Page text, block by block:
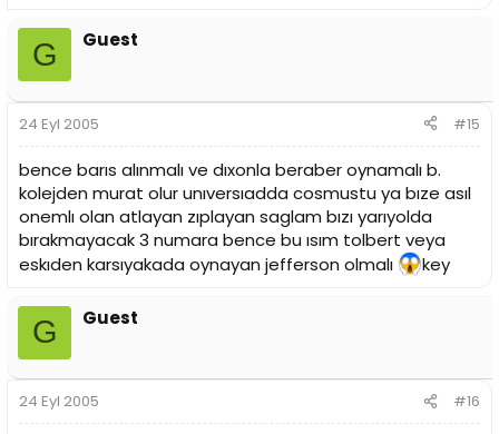
G Guest
24 Eyl 2005 #15
bence barıs alınmalı ve dıxonla beraber oynamalı b.
kolejden murat olur unıversıadda cosmustu ya bıze asıl
onemlı olan atlayan zıplayan saglam bızı yarıyolda
bırakmayacak 3 numara bence bu ısım tolbert veya
eskıden karsıyakada oynayan jefferson olmalı
key
G Guest
24 Eyl 2005 #16